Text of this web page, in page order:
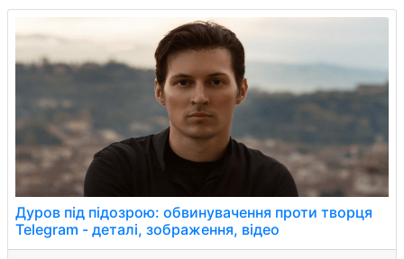
Дуров під підозрою: обвинувачення проти творця
Telegram - деталі, зображення, відео